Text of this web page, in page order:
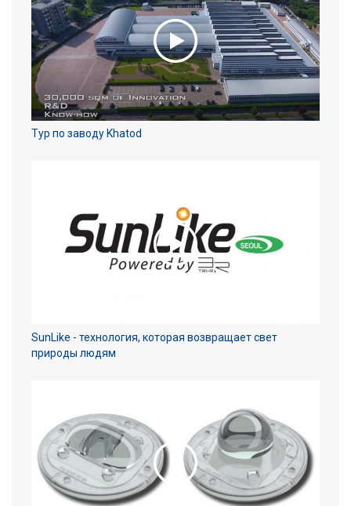
Тур по заводу Khatod
SunLike - технология, которая возвращает свет
природы людям